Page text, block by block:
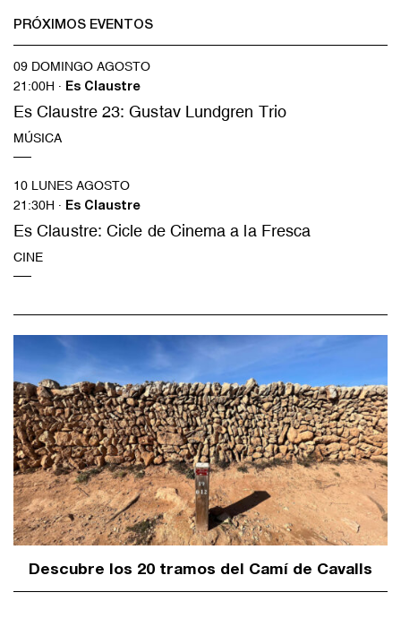
PRÓXIMOS EVENTOS
09 DOMINGO AGOSTO
21:00H · Es Claustre
Es Claustre 23: Gustav Lundgren Trio
MÚSICA
10 LUNES AGOSTO
21:30H · Es Claustre
Es Claustre: Cicle de Cinema a la Fresca
CINE
Descubre los 20 tramos del Camí de Cavalls